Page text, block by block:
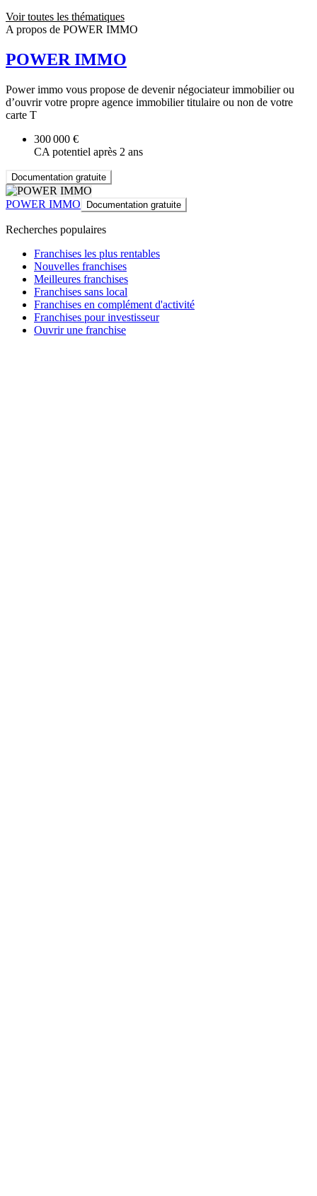
Voir toutes les thématiques
A propos de POWER IMMO
POWER IMMO
Power immo vous propose de devenir négociateur immobilier ou
d’ouvrir votre propre agence immobilier titulaire ou non de votre
carte T
300 000 €
CA potentiel après 2 ans
Documentation gratuite
POWER IMMO Documentation gratuite
Recherches populaires
Franchises les plus rentables
Nouvelles franchises
Meilleures franchises
Franchises sans local
Franchises en complément d'activité
Franchises pour investisseur
Ouvrir une franchise